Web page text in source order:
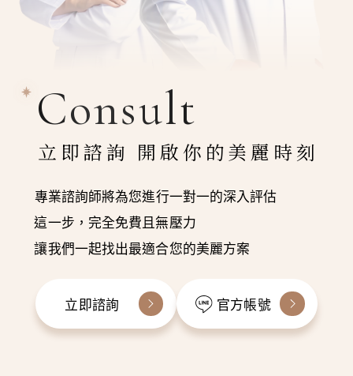
Consult
立即諮詢 開啟你的美麗時刻
專業諮詢師將為您進行一對一的深入評估
這一步，完全免費且無壓力
讓我們一起找出最適合您的美麗方案
立即諮詢 官方帳號